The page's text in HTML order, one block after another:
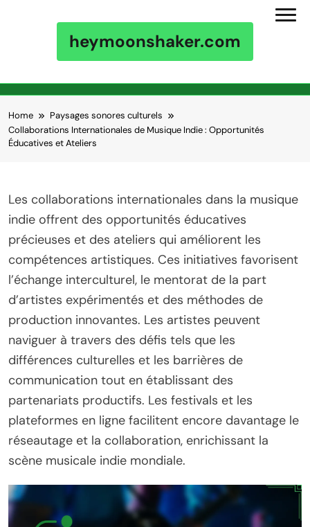
heymoonshaker.com
Home
Paysages sonores culturels
Collaborations Internationales de Musique Indie : Opportunités
Éducatives et Ateliers
Les collaborations internationales dans la musique
indie offrent des opportunités éducatives
précieuses et des ateliers qui améliorent les
compétences artistiques. Ces initiatives favorisent
l’échange interculturel, le mentorat de la part
d’artistes expérimentés et des méthodes de
production innovantes. Les artistes peuvent
naviguer à travers des défis tels que les
différences culturelles et les barrières de
communication tout en établissant des
partenariats productifs. Les festivals et les
plateformes en ligne facilitent encore davantage le
réseautage et la collaboration, enrichissant la
scène musicale indie mondiale.